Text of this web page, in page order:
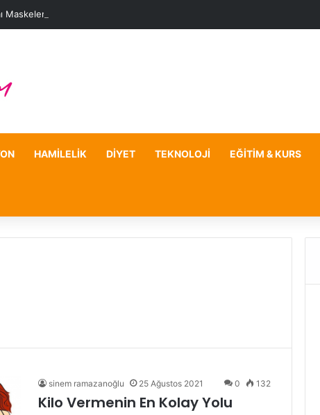
Maskelerle Leke Sorununa Çözüm Önerileri
HAMILELIK DIYET TEKNOLOJI EĞITIM & KURS
sinem ramazanoğlu 25 Ağustos 2021 0 132
Kilo Vermenin En Kolay Yolu